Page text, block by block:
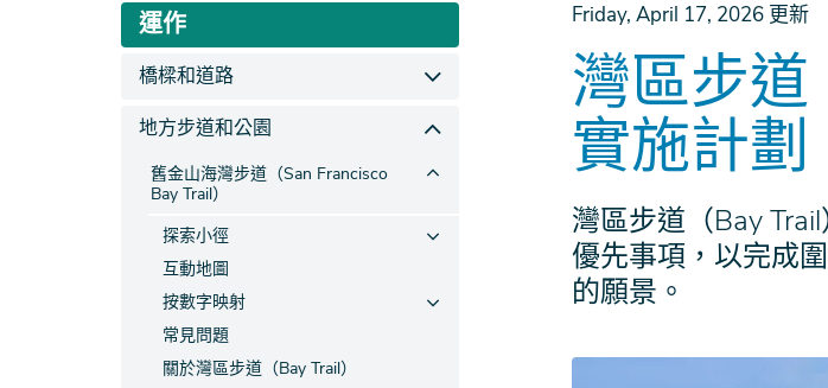
Friday, April 17, 2026 更新
灣區步
實施計劃
灣區步道（Bay
優先事項，以完成
的願景。
運作
橋樑和道路
地方步道和公園
舊金山海灣步道（San Francisco
Bay Trail）
探索小徑
互動地圖
按數字映射
常見問題
關於灣區步道（Bay Trail）